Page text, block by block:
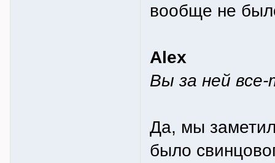
вообще не
Alex
Вы за ней
Да, мы
было